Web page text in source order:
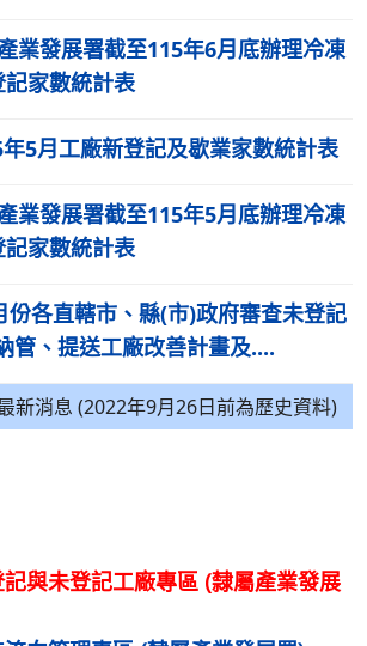
業發展署截至115年6月底辦理冷凍
記家數統計表
5月工廠新登記及歇業家數統計表
業發展署截至115年5月底辦理冷凍
記家數統計表
份各直轄市、縣(市)政府審查未登記
管、提送工廠改善計畫及....
新消息 (2022年9月26日前為歷史資料)
與未登記工廠專區 (隸屬產業發展